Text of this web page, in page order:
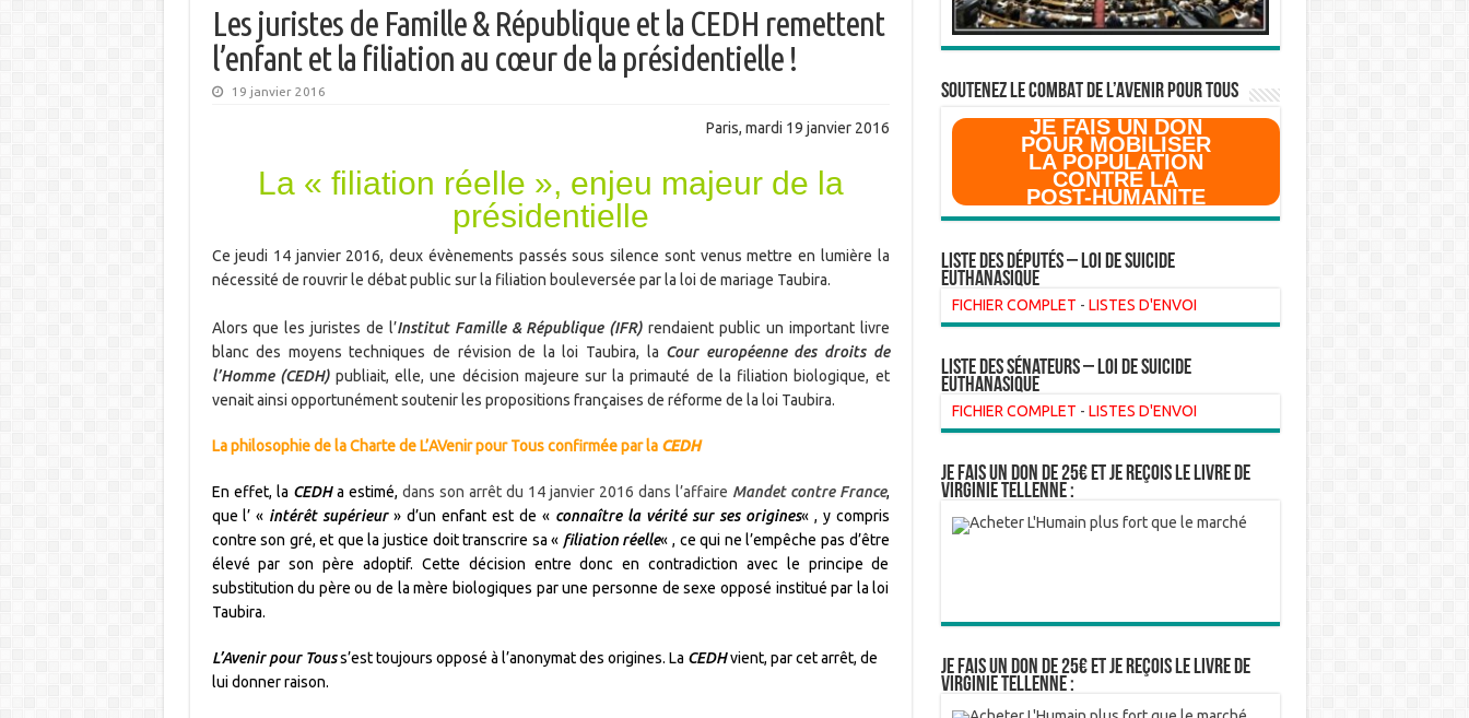
Les juristes de Famille & République et la CEDH remettent
l’enfant et la filiation au cœur de la présidentielle !
19 janvier 2016
Paris, mardi 19 janvier 2016
La « filiation réelle », enjeu majeur de la
présidentielle
Ce jeudi 14 janvier 2016, deux évènements passés sous silence sont venus mettre en lumière la
nécessité de rouvrir le débat public sur la filiation bouleversée par la loi de mariage Taubira.
Alors que les juristes de l’Institut Famille & République (IFR) rendaient public un important livre
blanc des moyens techniques de révision de la loi Taubira, la Cour européenne des droits de
l’Homme (CEDH)publiait, elle, une décision majeure sur la primauté de la filiation biologique, et
venait ainsi opportunément soutenir les propositions françaises de réforme de la loi Taubira.
La philosophie de la Charte de L’AVenir pour Tous confirmée par la CEDH
En effet, la CEDHa estimé, dans son arrêt du 14 janvier 2016 dans l’affaire Mandet contre France,
que l’ « intérêt supérieur» d’un enfant est de « connaître la vérité sur ses origines« , y compris
contre son gré, et que la justice doit transcrire sa « filiation réelle« , ce qui ne l’empêche pas d’être
élevé par son père adoptif. Cette décision entre donc en contradiction avec le principe de
substitution du père ou de la mère biologiques par une personne de sexe opposé institué par la loi
Taubira.
L’Avenir pour Touss’est toujours opposé à l’anonymat des origines. La CEDHvient, par cet arrêt, de
lui donner raison.
SOUTENEZ LE COMBAT DE L’AVenir pour Tous
JE FAIS UN DON
POUR MOBILISER
LA POPULATION
CONTRE LA
POST-HUMANITE
Liste des Députés – Loi de suicide
euthanasique
FICHIER COMPLET - LISTES D'ENVOI
liste des sénateurs – loi de suicide
euthanasique
FICHIER COMPLET - LISTES D'ENVOI
Je fais un don de 25€ et je reçois le livre de
Virginie Tellenne :
Je fais un don de 25€ et je reçois le livre de
Virginie Tellenne :